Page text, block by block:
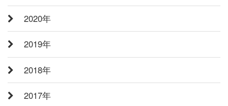
2020年
2019年
2018年
2017年